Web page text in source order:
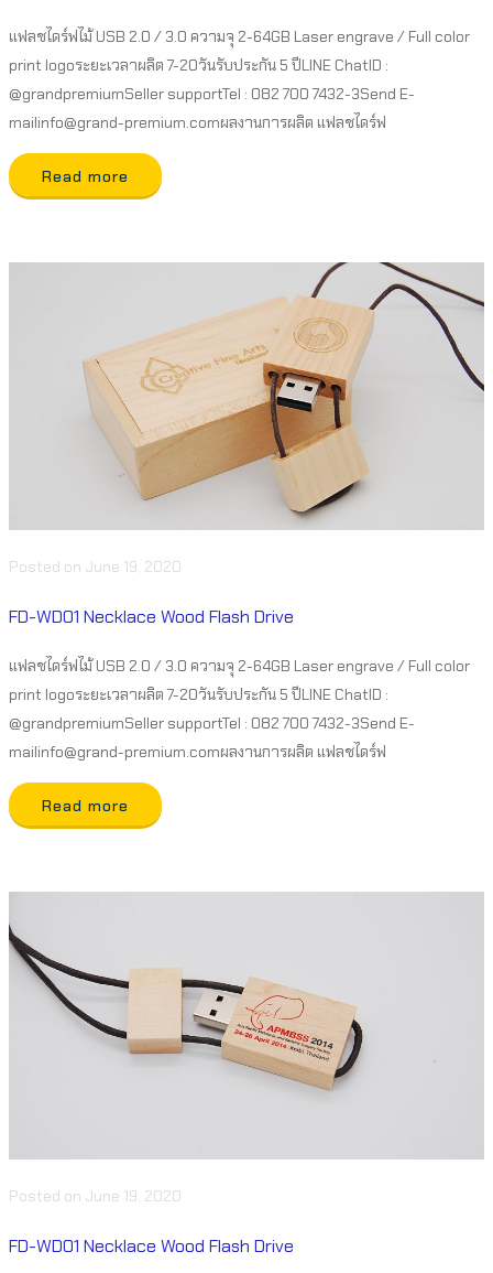
แฟลชไดร์ฟไม้ USB 2.0 / 3.0 ความจุ 2-64GB Laser engrave / Full color
print logoระยะเวลาผลิต 7-20วันรับประกัน 5 ปีLINE ChatID :
@grandpremiumSeller supportTel : 082 700 7432-3Send E-
mailinfo@grand-premium.comผลงานการผลิต แฟลชไดร์ฟ
Read more
Posted on June 19, 2020
FD-WD01 Necklace Wood Flash Drive
แฟลชไดร์ฟไม้ USB 2.0 / 3.0 ความจุ 2-64GB Laser engrave / Full color
print logoระยะเวลาผลิต 7-20วันรับประกัน 5 ปีLINE ChatID :
@grandpremiumSeller supportTel : 082 700 7432-3Send E-
mailinfo@grand-premium.comผลงานการผลิต แฟลชไดร์ฟ
Read more
Posted on June 19, 2020
FD-WD01 Necklace Wood Flash Drive